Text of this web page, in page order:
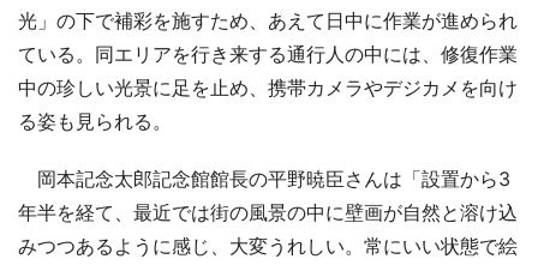
光」の下で補彩を施すため、あえて日中に作業が進められ
ている。同エリアを行き来する通行人の中には、修復作業
中の珍しい光景に足を止め、携帯カメラやデジカメを向け
る姿も見られる。
岡本記念太郎記念館館長の平野暁臣さんは「設置から3
年半を経て、最近では街の風景の中に壁画が自然と溶け込
みつつあるように感じ、大変うれしい。常にいい状態で絵